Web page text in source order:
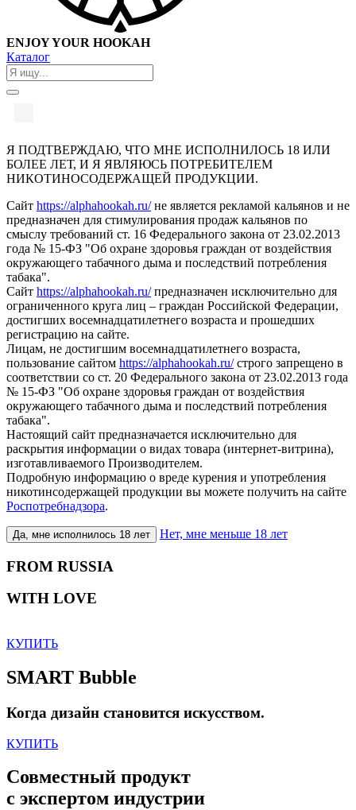
ENJOY YOUR HOOKAH
Каталог
Я ПОДТВЕРЖДАЮ, ЧТО МНЕ ИСПОЛНИЛОСЬ 18 ИЛИ
БОЛЕЕ ЛЕТ, И Я ЯВЛЯЮСЬ ПОТРЕБИТЕЛЕМ
НИКОТИНОСОДЕРЖАЩЕЙ ПРОДУКЦИИ.
Сайт https://alphahookah.ru/не является рекламой кальянов и не
предназначен для стимулирования продаж кальянов по
смыслу требований ст. 16 Федерального закона от 23.02.2013
года № 15-ФЗ "Об охране здоровья граждан от воздействия
окружающего табачного дыма и последствий потребления
табака".
Сайт https://alphahookah.ru/предназначен исключительно для
ограниченного круга лиц – граждан Российской Федерации,
достигших восемнадцатилетнего возраста и прошедших
регистрацию на сайте.
Лицам, не достигшим восемнадцатилетнего возраста,
пользование сайтом https://alphahookah.ru/строго запрещено в
соответствии со ст. 20 Федерального закона от 23.02.2013 года
№ 15-ФЗ "Об охране здоровья граждан от воздействия
окружающего табачного дыма и последствий потребления
табака".
Настоящий сайт предназначается исключительно для
раскрытия информации о видах товара (интернет-витрина),
изготавливаемого Производителем.
Подробную информацию о вреде курения и употребления
никотинсодержащей продукции вы можете получить на сайте
Роспотребнадзора.
Да, мне исполнилось 18 лет Нет, мне меньше 18 лет
FROM RUSSIA
WITH LOVE
КУПИТЬ
SMART Bubble
Когда дизайн становится искусством.
КУПИТЬ
Совместный продукт
с экспертом индустрии